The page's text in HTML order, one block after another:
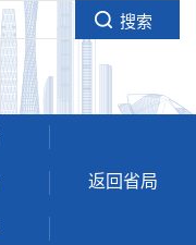
返回省局